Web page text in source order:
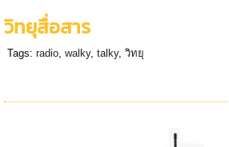
วิทยุสื่อสาร
Tags: radio, walky, talky, วิทยุ